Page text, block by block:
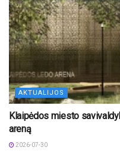
AKTUALIJOS
Klaipėdos miesto
areną
2026-07-30